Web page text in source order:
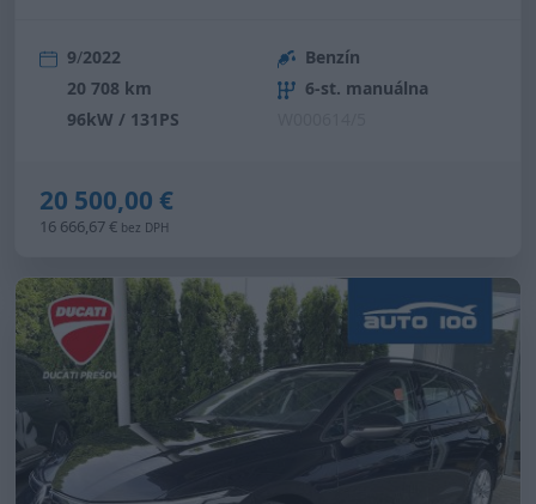
9/2022
20 708 km
96kW / 131PS
Benzín
6-st. manuálna
20 500,00 €
16 666,67 € bez DPH